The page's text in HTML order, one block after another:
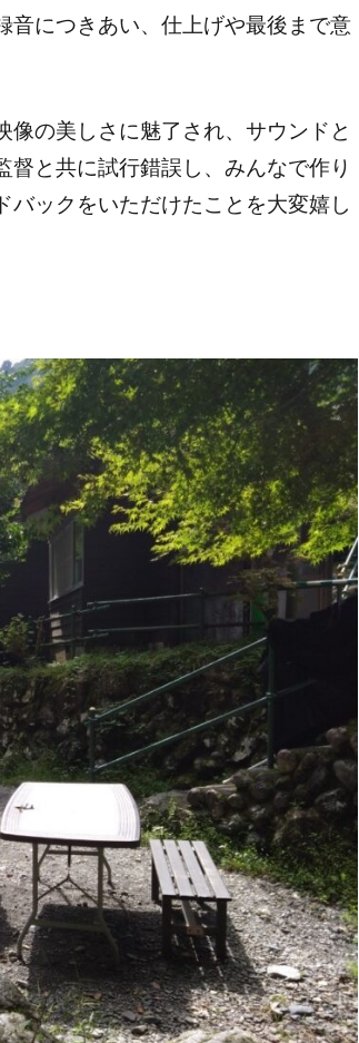
音につきあい、仕上げや最後まで意
の美しさに魅了され、サウンドと
と共に試行錯誤し、みんなで作り
バックをいただけたことを大変嬉し